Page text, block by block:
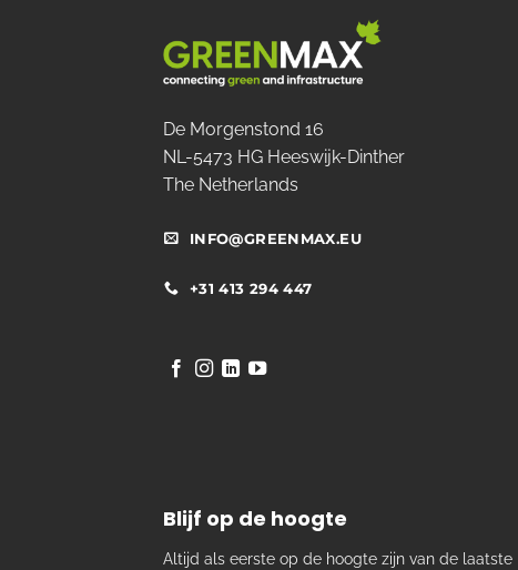
De Morgenstond 16
NL-5473 HG Heeswijk-Dinther
The Netherlands
INFO@GREENMAX.EU
+31 413 294 447
Blijf op de hoogte
Altijd als eerste op de hoogte zijn van de laatste